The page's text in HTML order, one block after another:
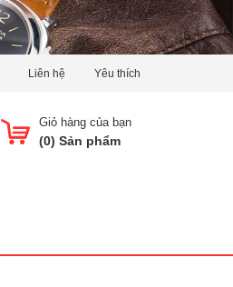
Liên hệ Yêu thích
Giỏ hàng của bạn
(0) Sản phẩm